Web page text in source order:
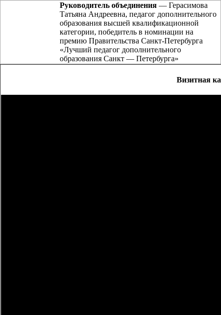
Руководитель объединения — Герасимова
Татьяна Андреевна, педагог дополнительного
образования высшей квалификационной
категории, победитель в номинации на
премию Правительства Санкт-Петербурга
«Лучший педагог дополнительного
образования Санкт — Петербурга»
Визитная